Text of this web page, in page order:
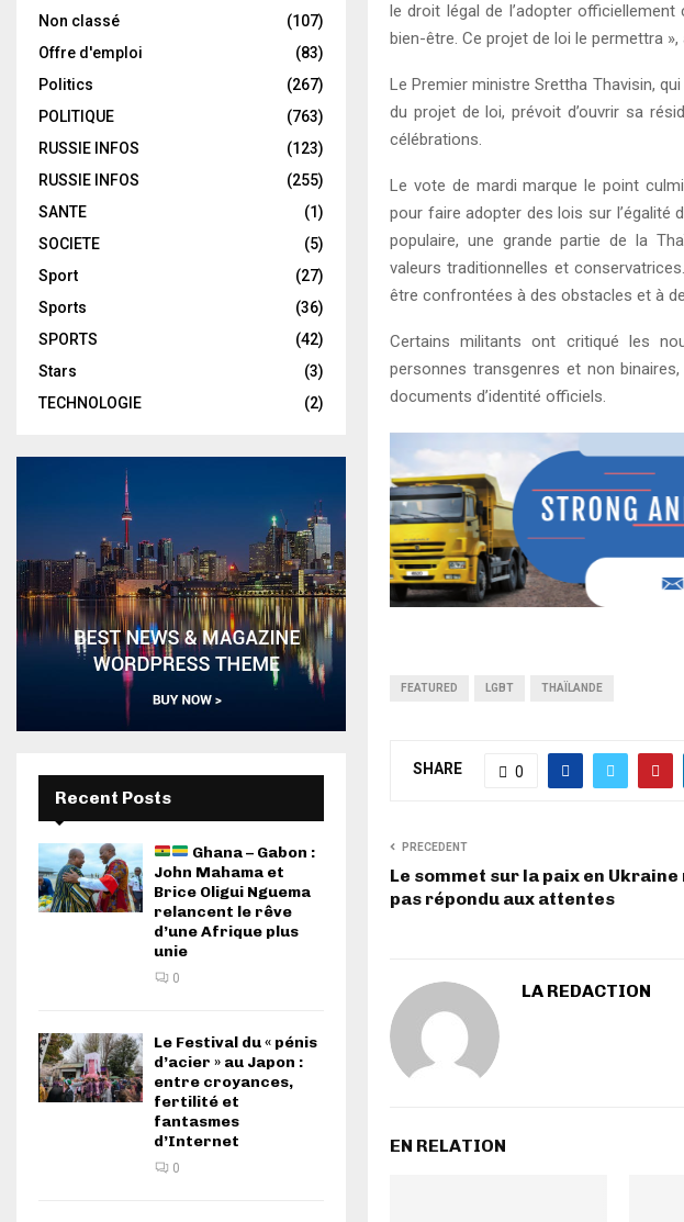
le droit légal de l’adopter
bien-être. Ce projet de loi le permettra
Le Premier ministre Srettha Thavisin,
du projet de loi, prévoit d’ouvrir sa
célébrations.
Le vote de mardi marque le point
pour faire adopter des lois sur l’égalité
populaire, une grande partie de la
valeurs traditionnelles et
être confrontées à des obstacles et à
Certains militants ont critiqué les
personnes transgenres et non
documents d’identité officiels.
FEATURED LGBT THAÏLANDE
SHARE 0
PRECEDENT
Le sommet sur la paix en Ukraine
pas répondu aux attentes
LA REDACTION
EN RELATION
Non classé
(107)
Offre d'emploi
(83)
Politics
(267)
POLITIQUE
(763)
RUSSIE INFOS
(123)
RUSSIE INFOS
(255)
SANTE
(1)
SOCIETE
(5)
Sport
(27)
Sports
(36)
SPORTS
(42)
Stars
(3)
TECHNOLOGIE
(2)
Recent Posts
Ghana – Gabon :
John Mahama et
Brice Oligui Nguema
relancent le rêve
d’une Afrique plus
unie
0
Le Festival du « pénis
d’acier » au Japon :
entre croyances,
fertilité et
fantasmes
d’Internet
0